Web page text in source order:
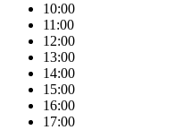
10:00
11:00
12:00
13:00
14:00
15:00
16:00
17:00